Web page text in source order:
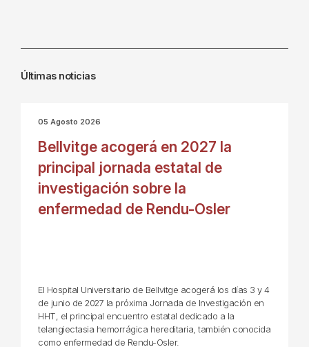
Últimas noticias
05 Agosto 2026
Bellvitge acogerá en 2027 la
principal jornada estatal de
investigación sobre la
enfermedad de Rendu-Osler
El Hospital Universitario de Bellvitge acogerá los días 3 y 4
de junio de 2027 la próxima Jornada de Investigación en
HHT, el principal encuentro estatal dedicado a la
telangiectasia hemorrágica hereditaria, también conocida
como enfermedad de Rendu-Osler.